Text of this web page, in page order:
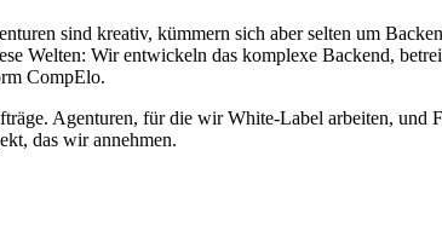
sind kreativ, kümmern sich aber selten um
Welten: Wir entwickeln das komplexe Backend,
CompElo.
Agenturen, für die wir White-Label arbeiten,
das wir annehmen.